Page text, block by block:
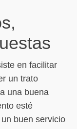
en facilitar
un trato
una buena
esté
buen servicio